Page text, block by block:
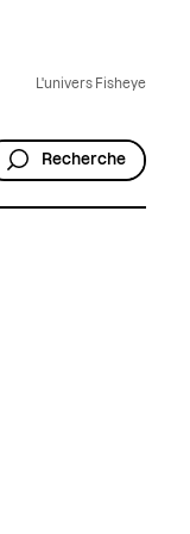
L'univers Fisheye
Recherche